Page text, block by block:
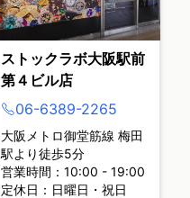
ストックラボ大阪駅前
第４ビル店
06-6389-2265
大阪メトロ御堂筋線 梅田
駅より徒歩5分
営業時間：10:00 - 19:00
定休日：日曜日・祝日